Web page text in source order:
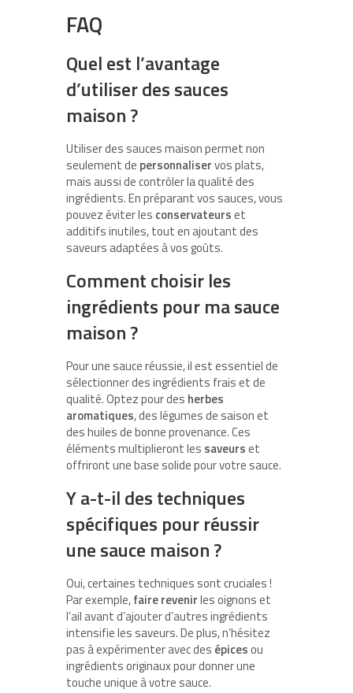
FAQ
Quel est l’avantage
d’utiliser des sauces
maison ?
Utiliser des sauces maison permet non
seulement de personnaliservos plats,
mais aussi de contrôler la qualité des
ingrédients. En préparant vos sauces, vous
pouvez éviter les conservateurset
additifs inutiles, tout en ajoutant des
saveurs adaptées à vos goûts.
Comment choisir les
ingrédients pour ma sauce
maison ?
Pour une sauce réussie, il est essentiel de
sélectionner des ingrédients frais et de
qualité. Optez pour des herbes
aromatiques, des légumes de saison et
des huiles de bonne provenance. Ces
éléments multiplieront les saveurset
offriront une base solide pour votre sauce.
Y a-t-il des techniques
spécifiques pour réussir
une sauce maison ?
Oui, certaines techniques sont cruciales !
Par exemple,faire revenirles oignons et
l’ail avant d’ajouter d’autres ingrédients
intensifie les saveurs. De plus, n’hésitez
pas à expérimenter avec des épicesou
ingrédients originaux pour donner une
touche unique à votre sauce.